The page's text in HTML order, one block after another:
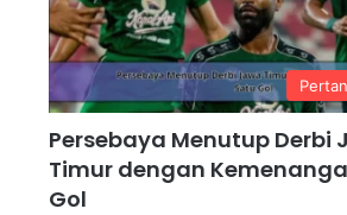
Persebaya Menutup Derbi
Timur dengan
Gol